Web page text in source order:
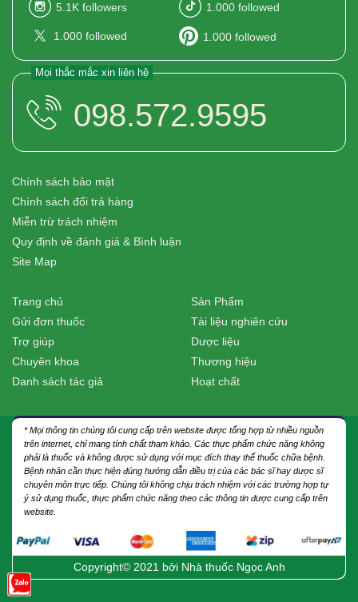
5.1K followers 1.000 followed
1.000 followed 1.000 followed
Mọi thắc mắc xin liên hệ
098.572.9595
Chính sách bảo mật
Chính sách đổi trả hàng
Miễn trừ trách nhiệm
Quy định về đánh giá & Bình luận
Site Map
Trang chủ
Gửi đơn thuốc
Trợ giúp
Chuyên khoa
Danh sách tác giả
Sản Phẩm
Tài liệu nghiên cứu
Dược liệu
Thương hiệu
Hoạt chất
* Mọi thông tin chúng tôi cung cấp trên website được tổng hợp từ nhiều nguồn
trên internet, chỉ mang tính chất tham khảo. Các thực phẩm chức năng không
phải là thuốc và không được sử dụng với mục đích thay thế thuốc chữa bệnh.
Bệnh nhân cần thực hiện đúng hướng dẫn điều trị của các bác sĩ hay dược sĩ
chuyên môn trực tiếp. Chúng tôi không chịu trách nhiệm với các trường hợp tự
ý sử dụng thuốc, thực phẩm chức năng theo các thông tin được cung cấp trên
website.
Copyright© 2021 bởi Nhà thuốc Ngọc Anh